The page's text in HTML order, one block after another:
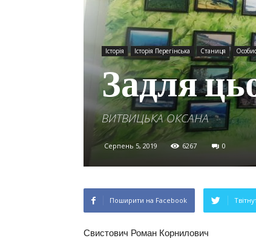
Історія Історія Перегінська Станиця
Задля
ВИТВИЦЬКА ОКСАНА
Серпень 5, 2019 6267 0
Поширити на Facebook
Свистович Роман Корнилович